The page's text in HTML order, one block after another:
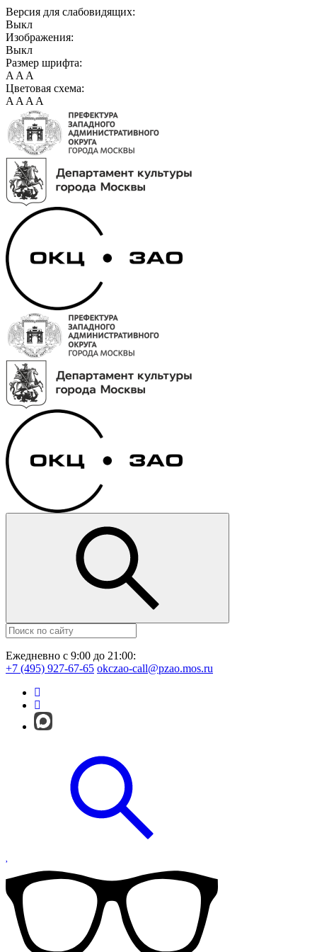
Версия для слабовидящих:
Выкл
Изображения:
Выкл
Размер шрифта:
A A A
Цветовая схема:
A A A A
Ежедневно с 9:00 до 21:00:
+7 (495) 927-67-65 okczao-call@pzao.mos.ru